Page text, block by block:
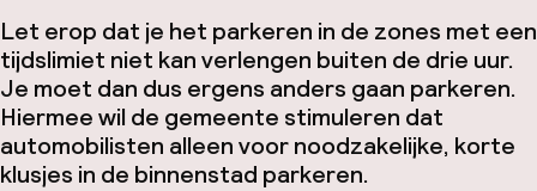
Let erop dat je het parkeren in de zones met een
tijdslimiet niet kan verlengen buiten de drie uur.
Je moet dan dus ergens anders gaan parkeren.
Hiermee wil de gemeente stimuleren dat
automobilisten alleen voor noodzakelijke, korte
klusjes in de binnenstad parkeren.